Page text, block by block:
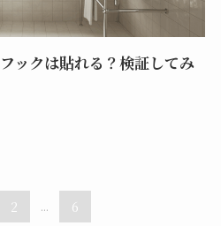
ックは貼れる？検証してみ
2 ... 6